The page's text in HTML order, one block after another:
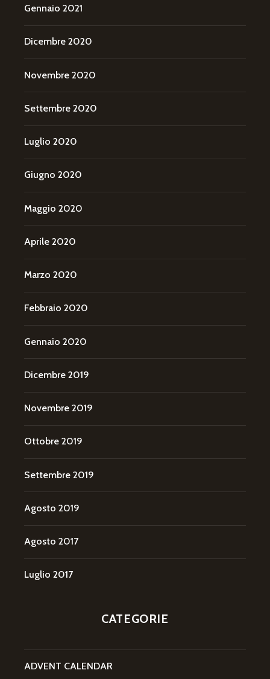
Gennaio 2021
Dicembre 2020
Novembre 2020
Settembre 2020
Luglio 2020
Giugno 2020
Maggio 2020
Aprile 2020
Marzo 2020
Febbraio 2020
Gennaio 2020
Dicembre 2019
Novembre 2019
Ottobre 2019
Settembre 2019
Agosto 2019
Agosto 2017
Luglio 2017
CATEGORIE
ADVENT CALENDAR